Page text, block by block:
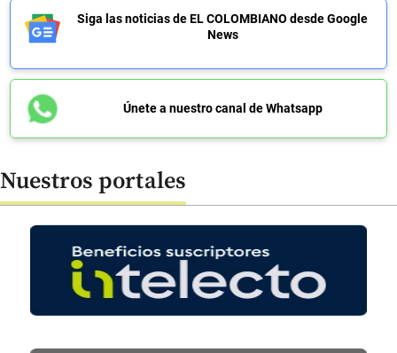
Siga las noticias de EL COLOMBIANO desde Google
News
Únete a nuestro canal de Whatsapp
Nuestros portales